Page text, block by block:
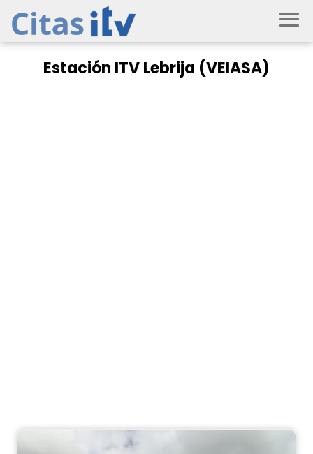
Estación ITV Lebrija (VEIASA)